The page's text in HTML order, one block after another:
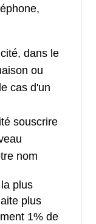
dans le
ou
cas d'un
souscrire
nom
plus
plus
1% de